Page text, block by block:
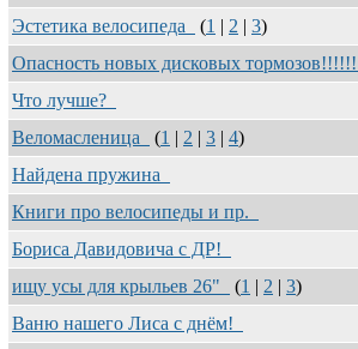
Эстетика велосипеда
(1 | 2 | 3)
Опасность новых дисковых тормозов!!!!!!
Что лучше?
Веломасленица
(1 | 2 | 3 | 4)
Найдена пружина
Книги про велосипеды и пр.
Бориса Давидовича с ДР!
ищу усы для крыльев 26"
(1 | 2 | 3)
Ваню нашего Лиса с днём!